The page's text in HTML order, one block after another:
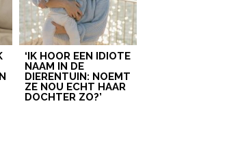
‘IK HOOR EEN IDIOTE
NAAM IN DE
DIERENTUIN: NOEMT
ZE NOU ECHT HAAR
DOCHTER ZO?’